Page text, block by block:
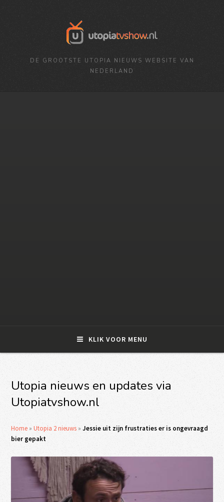
DE GROOTSTE UTOPIA NIEUWS WEBSITE VAN
NEDERLAND
KLIK VOOR MENU
Utopia nieuws en updates via
Utopiatvshow.nl
Home »Utopia 2 nieuws »Jessie uit zijn frustraties er is ongevraagd
bier gepakt